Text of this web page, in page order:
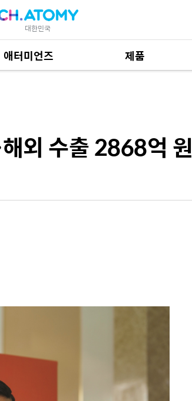
대한민국
애터미언즈 제품
제품 자료684
외 수출 2868억 원